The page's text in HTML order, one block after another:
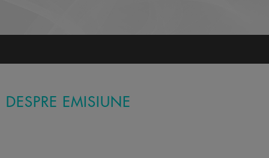
DESPRE EMISIUNE